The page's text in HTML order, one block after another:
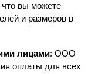
что вы можете
и размеров в
лицами: ООО
оплаты для всех